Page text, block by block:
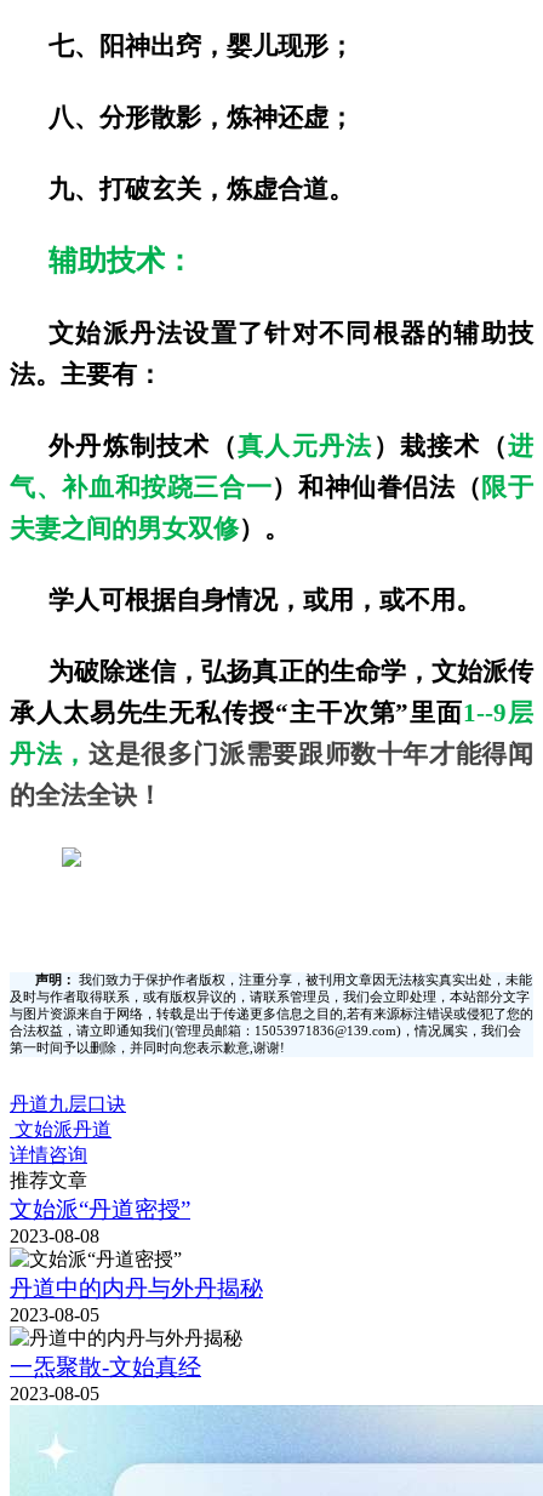
七、阳神出窍，婴儿现形；
八、分形散影，炼神还虚；
九、打破玄关，炼虚合道。
辅助技术：
文始派丹法设置了针对不同根器的辅助技
法。主要有：
外丹炼制技术（真人元丹法）栽接术（进
气、补血和按跷三合一）和神仙眷侣法（ 限于
夫妻之间的男女双修）。
学人可根据自身情况，或用，或不用。
为破除迷信，弘扬真正的生命学，文始派传
承人太易先生无私传授“主干次第”里面1--9层
丹法， 这是很多门派需要跟师数十年才能得闻
的全法全诀！
声明：
我们致力于保护作者版权，注重分享，被刊用文章因无法核实真实出处，未能
及时与作者取得联系，或有版权异议的，请联系管理员，我们会立即处理，本站部分文字
与图片资源来自于网络，转载是出于传递更多信息之目的,若有来源标注错误或侵犯了您的
合法权益，请立即通知我们(管理员邮箱：15053971836@139.com)，情况属实，我们会
第一时间予以删除，并同时向您表示歉意,谢谢!
丹道九层口诀
文始派丹道
详情咨询
推荐文章
文始派“丹道密授”
2023-08-08
丹道中的内丹与外丹揭秘
2023-08-05
一炁聚散-文始真经
2023-08-05